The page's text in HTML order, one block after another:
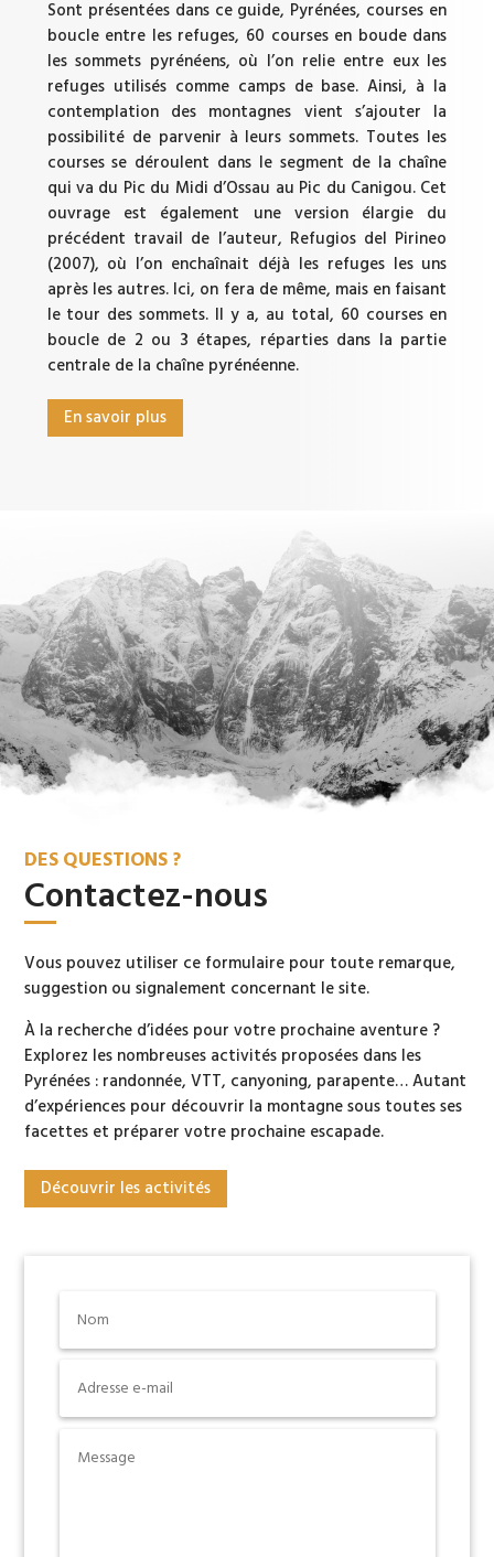
Sont présentées dans ce guide, Pyrénées, courses en
boucle entre les refuges, 60 courses en boude dans
les sommets pyrénéens, où l’on relie entre eux les
refuges utilisés comme camps de base. Ainsi, à la
contemplation des montagnes vient s’ajouter la
possibilité de parvenir à leurs sommets. Toutes les
courses se déroulent dans le segment de la chaîne
qui va du Pic du Midi d’Ossau au Pic du Canigou. Cet
ouvrage est également une version élargie du
précédent travail de l’auteur, Refugios del Pirineo
(2007), où l’on enchaînait déjà les refuges les uns
après les autres. Ici, on fera de même, mais en faisant
le tour des sommets. Il y a, au total, 60 courses en
boucle de 2 ou 3 étapes, réparties dans la partie
centrale de la chaîne pyrénéenne.
En savoir plus
DES QUESTIONS ?
Contactez-nous
Vous pouvez utiliser ce formulaire pour toute remarque,
suggestion ou signalement concernant le site.
À la recherche d’idées pour votre prochaine aventure ?
Explorez les nombreuses activités proposées dans les
Pyrénées : randonnée, VTT, canyoning, parapente… Autant
d’expériences pour découvrir la montagne sous toutes ses
facettes et préparer votre prochaine escapade.
Découvrir les activités